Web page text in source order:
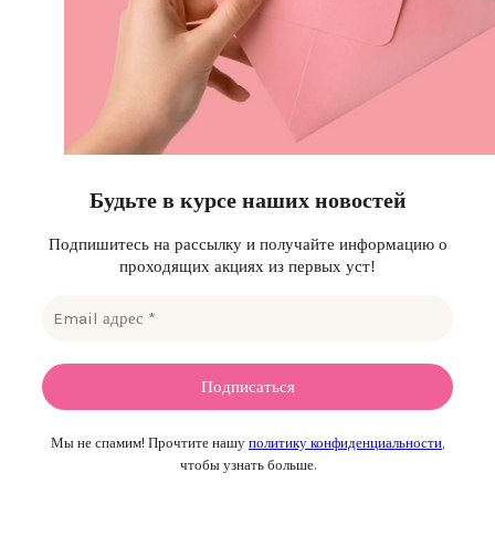
Будьте в курсе наших новостей
Подпишитесь на рассылку и получайте информацию о
проходящих акциях из первых уст!
Мы не спамим! Прочтите нашу политику конфиденциальности
чтобы узнать больше.